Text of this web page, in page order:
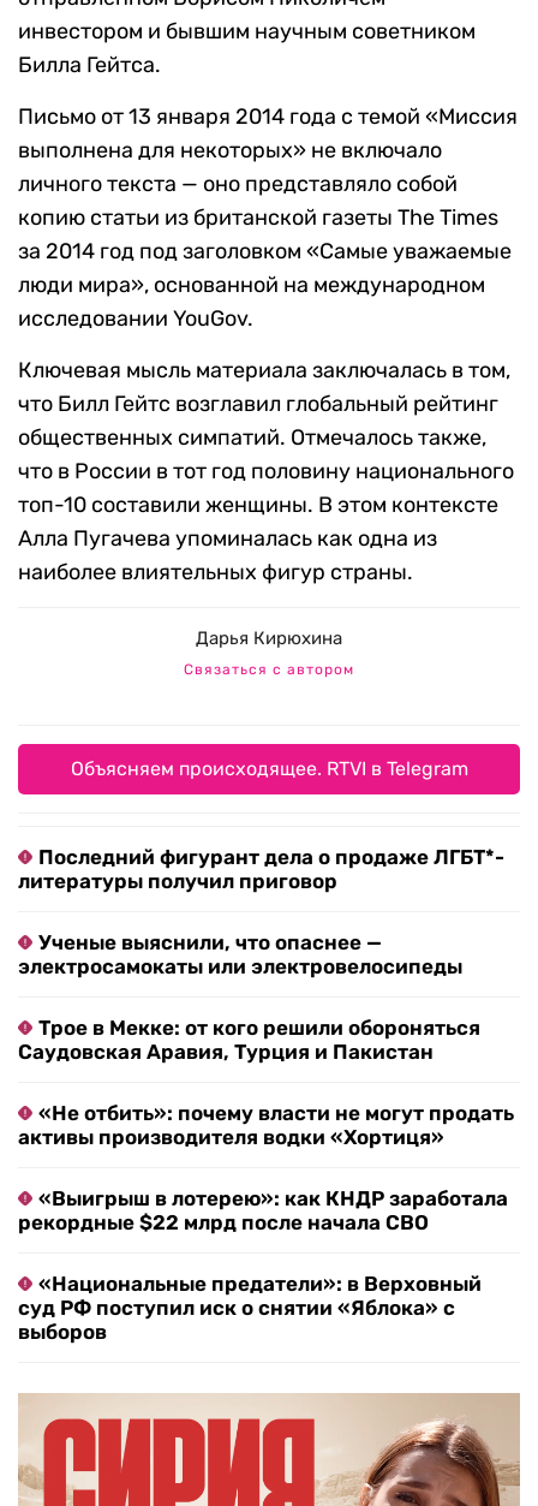
инвестором и бывшим научным советником
Билла Гейтса.
Письмо от 13 января 2014 года с темой «Миссия
выполнена для некоторых» не включало
личного текста — оно представляло собой
копию статьи из британской газеты The Times
за 2014 год под заголовком «Самые уважаемые
люди мира», основанной на международном
исследовании YouGov.
Ключевая мысль материала заключалась в том,
что Билл Гейтс возглавил глобальный рейтинг
общественных симпатий. Отмечалось также,
что в России в тот год половину национального
топ-10 составили женщины. В этом контексте
Алла Пугачева упоминалась как одна из
наиболее влиятельных фигур страны.
Дарья Кирюхина
Связаться с автором
Объясняем происходящее. RTVI в Telegram
Последний фигурант дела о продаже ЛГБТ*-
литературы получил приговор
Ученые выяснили, что опаснее —
электросамокаты или электровелосипеды
Трое в Мекке: от кого решили обороняться
Саудовская Аравия, Турция и Пакистан
«Не отбить»: почему власти не могут продать
активы производителя водки «Хортиця»
«Выигрыш в лотерею»: как КНДР заработала
рекордные $22 млрд после начала СВО
«Национальные предатели»: в Верховный
суд РФ поступил иск о снятии «Яблока» с
выборов